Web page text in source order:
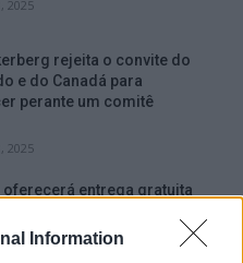
Information
2025
rejeita o convite do
e do Canadá para
perante um comitê
2025
oferecerá entrega gratuita
que não são assinantes do